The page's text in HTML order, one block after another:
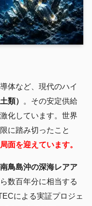
体など、現代のハイ
類）
。その安定供給
化しています。世界
に踏み切ったこと
面を迎えています。
南鳥島沖の深海レアア
数百年分に相当する
による実証プロジェ